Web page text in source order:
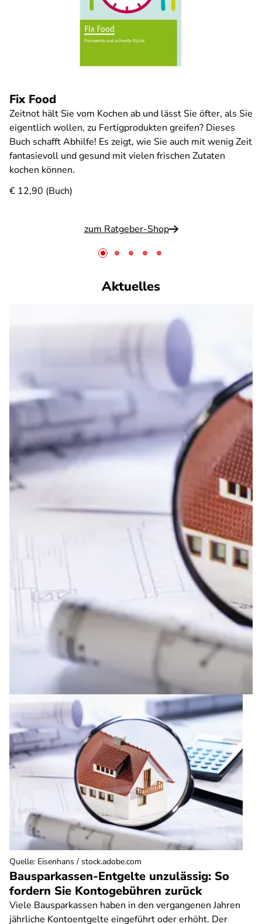
Fix Food
Zeitnot hält Sie vom Kochen ab und lässt Sie öfter, als Sie
eigentlich wollen, zu Fertigprodukten greifen? Dieses
Buch schafft Abhilfe! Es zeigt, wie Sie auch mit wenig Zeit
fantasievoll und gesund mit vielen frischen Zutaten
kochen können.
€ 12,90 (Buch)
zum Ratgeber-Shop
Aktuelles
Bausparkassen-Entgelte unzulässig: So
fordern Sie Kontogebühren zurück
Viele Bausparkassen haben in den vergangenen Jahren
jährliche Kontoentgelte eingeführt oder erhöht. Der
Quelle: Eisenhans / stock.adobe.com